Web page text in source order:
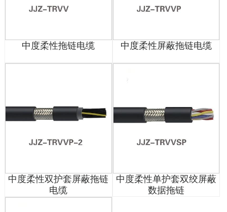
中度柔性拖链电缆 中度柔性屏蔽拖链电缆
中度柔性双护套屏蔽拖链
电缆
中度柔性单护套双绞屏蔽
数据拖链